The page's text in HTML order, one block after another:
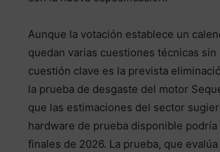
Aunque la votación establece un
quedan varias cuestiones técnicas sin
cuestión clave es la prevista
la prueba de desgaste del motor
que las estimaciones del sector
hardware de prueba disponible podría
finales de 2026. La prueba, que